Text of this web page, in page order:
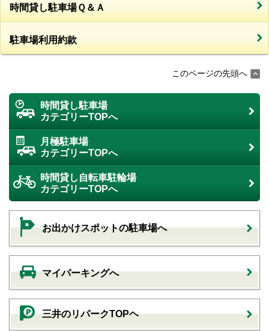
時間貸し駐車場Ｑ＆Ａ
駐車場利用約款
このページの先頭へ
時間貸し駐車場
カテゴリーTOPへ
月極駐車場
カテゴリーTOPへ
時間貸し自転車駐輪場
カテゴリーTOPへ
お出かけスポットの駐車場へ
マイパーキングへ
三井のリパークTOPヘ